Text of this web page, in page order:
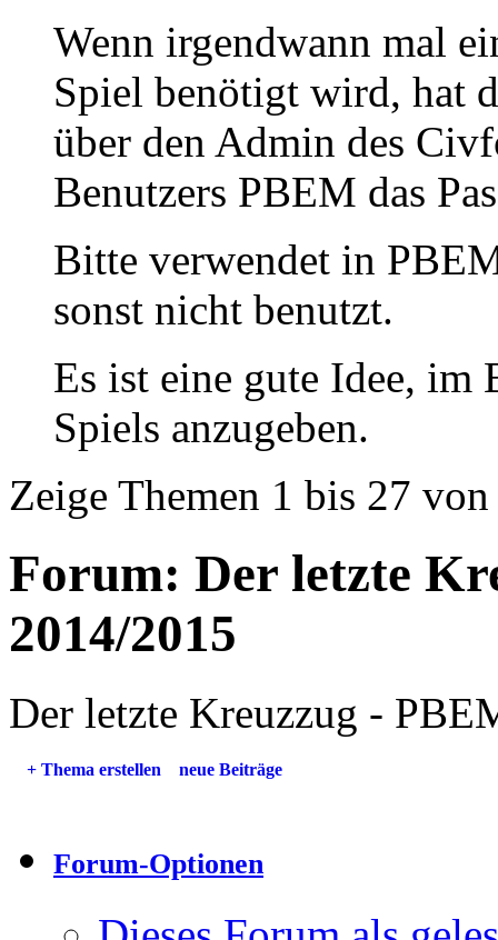
Wenn irgendwann mal
Spiel benötigt wird, hat
über den Admin des
Benutzers PBEM das
Bitte verwendet in
sonst nicht benutzt.
Es ist eine gute Idee, im
Spiels anzugeben.
Zeige Themen 1 bis 27
Forum: Der letzte
2014/2015
Der letzte Kreuzzug -
+ Thema erstellen neue Beiträge
Forum-Optionen